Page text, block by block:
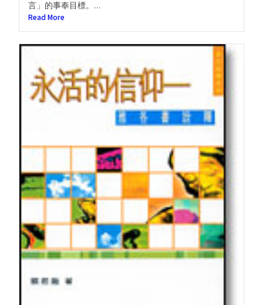
言」的事奉目標。...
Read More